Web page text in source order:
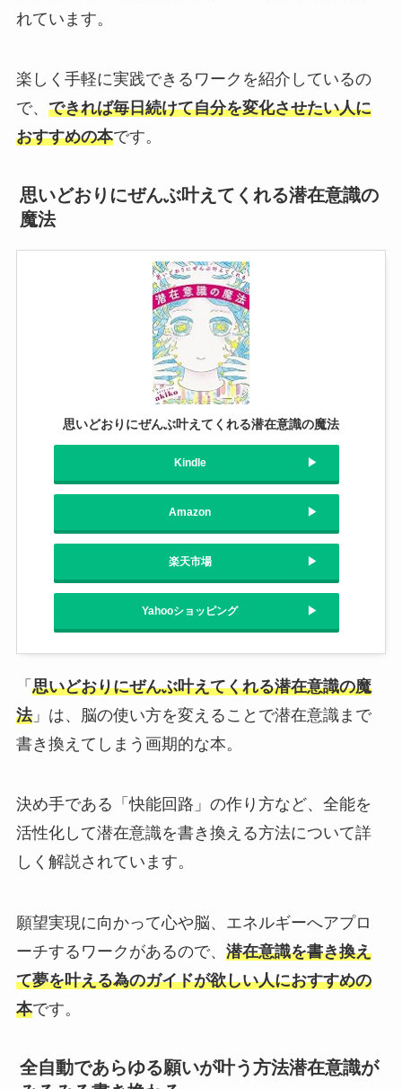
れています。
楽しく手軽に実践できるワークを紹介しているの
で、 できれば毎日続けて自分を変化させたい人に
おすすめの本です。
思いどおりにぜんぶ叶えてくれる潜在意識の
魔法
思いどおりにぜんぶ叶えてくれる潜在意識の魔法
Kindle
Amazon
楽天市場
Yahooショッピング
「 思いどおりにぜんぶ叶えてくれる潜在意識の魔
法」は、脳の使い方を変えることで潜在意識まで
書き換えてしまう画期的な本。
決め手である「快能回路」の作り方など、全能を
活性化して潜在意識を書き換える方法について詳
しく解説されています。
願望実現に向かって心や脳、エネルギーへアプロ
ーチするワークがあるので、 潜在意識を書き換え
て夢を叶える為のガイドが欲しい人におすすめの
本です。
全自動であらゆる願いが叶う方法潜在意識が